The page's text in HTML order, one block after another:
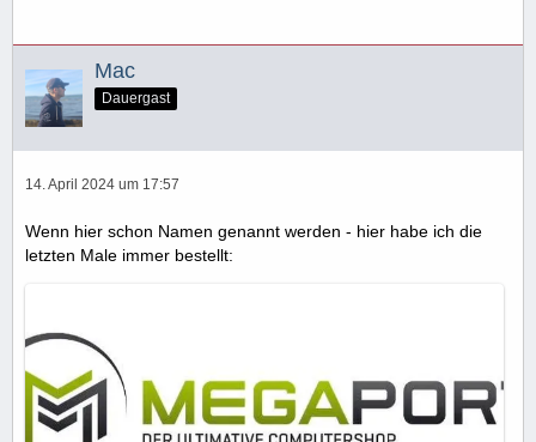
Mac
Dauergast
14. April 2024 um 17:57
Wenn hier schon Namen genannt werden - hier habe ich die
letzten Male immer bestellt: